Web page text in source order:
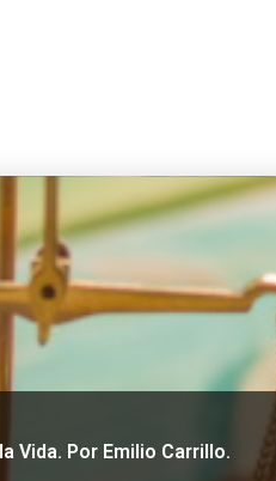
Vida. Por Emilio Carrillo.